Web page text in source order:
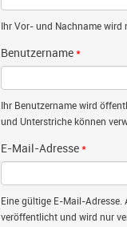
Ihr Vor- und Nachname
Benutzername *
Ihr Benutzername wird
und Unterstriche können
E-Mail-Adresse *
Eine gültige E-Mail-Adresse.
veröffentlicht und wird nur